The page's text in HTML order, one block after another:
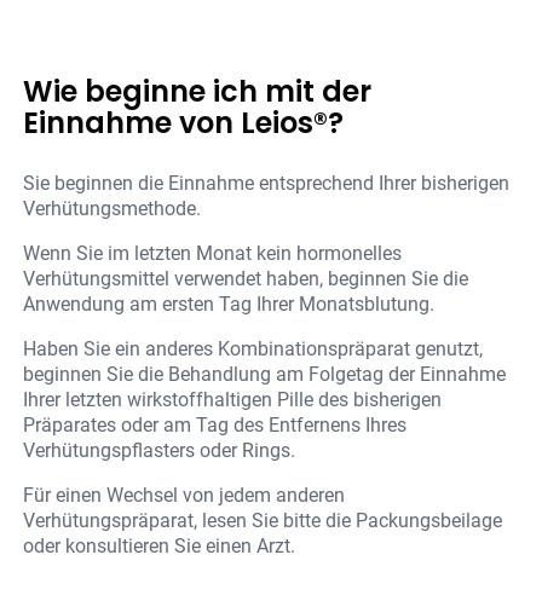
Wie beginne ich mit der
Einnahme von Leios®?
Sie beginnen die Einnahme entsprechend Ihrer bisherigen
Verhütungsmethode.
Wenn Sie im letzten Monat kein hormonelles
Verhütungsmittel verwendet haben, beginnen Sie die
Anwendung am ersten Tag Ihrer Monatsblutung.
Haben Sie ein anderes Kombinationspräparat genutzt,
beginnen Sie die Behandlung am Folgetag der Einnahme
Ihrer letzten wirkstoffhaltigen Pille des bisherigen
Präparates oder am Tag des Entfernens Ihres
Verhütungspflasters oder Rings.
Für einen Wechsel von jedem anderen
Verhütungspräparat, lesen Sie bitte die Packungsbeilage
oder konsultieren Sie einen Arzt.